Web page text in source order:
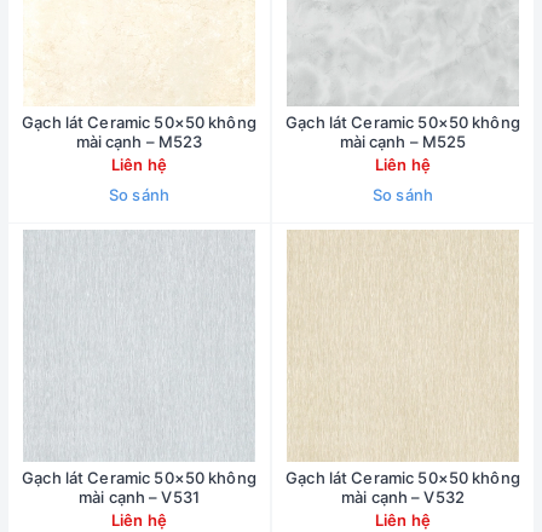
Gạch lát Ceramic 50×50 không
mài cạnh – M523
Liên hệ
So sánh
Gạch lát Ceramic 50×50 không
mài cạnh – M525
Liên hệ
So sánh
Gạch lát Ceramic 50×50 không
mài cạnh – V531
Liên hệ
Gạch lát Ceramic 50×50 không
mài cạnh – V532
Liên hệ